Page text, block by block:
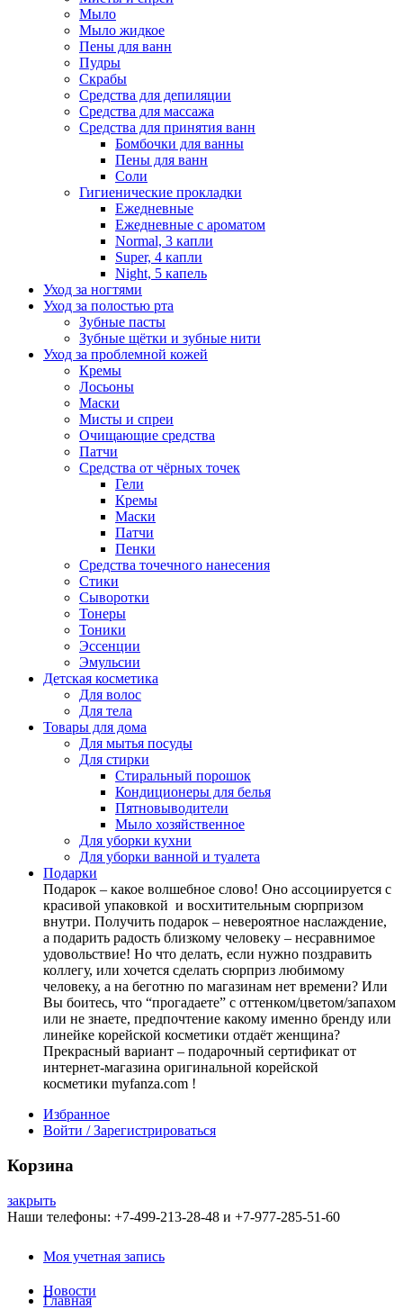
Мыло
Мыло жидкое
Пены для ванн
Пудры
Скрабы
Средства для депиляции
Средства для массажа
Средства для принятия ванн
Бомбочки для ванны
Пены для ванн
Соли
Гигиенические прокладки
Ежедневные
Ежедневные с ароматом
Normal, 3 капли
Super, 4 капли
Night, 5 капель
Уход за ногтями
Уход за полостью рта
Зубные пасты
Зубные щётки и зубные нити
Уход за проблемной кожей
Кремы
Лосьоны
Маски
Мисты и спреи
Очищающие средства
Патчи
Средства от чёрных точек
Гели
Кремы
Маски
Патчи
Пенки
Средства точечного нанесения
Стики
Сыворотки
Тонеры
Тоники
Эссенции
Эмульсии
Детская косметика
Для волос
Для тела
Товары для дома
Для мытья посуды
Для стирки
Стиральный порошок
Кондиционеры для белья
Пятновыводители
Мыло хозяйственное
Для уборки кухни
Для уборки ванной и туалета
Подарки
Подарок – какое волшебное слово! Оно ассоциируется с
красивой упаковкой и восхитительным сюрпризом
внутри. Получить подарок – невероятное наслаждение,
а подарить радость близкому человеку – несравнимое
удовольствие! Но что делать, если нужно поздравить
коллегу, или хочется сделать сюрприз любимому
человеку, а на беготню по магазинам нет времени? Или
Вы боитесь, что “прогадаете” с оттенком/цветом/запахом
или не знаете, предпочтение какому именно бренду или
линейке корейской косметики отдаёт женщина?
Прекрасный вариант – подарочный сертификат от
интернет-магазина оригинальной корейской
косметики myfanza.com !
Избранное
Войти / Зарегистрироваться
Корзина
закрыть
Наши телефоны: +7-499-213-28-48 и +7-977-285-51-60
Моя учетная запись
Новости
Главная